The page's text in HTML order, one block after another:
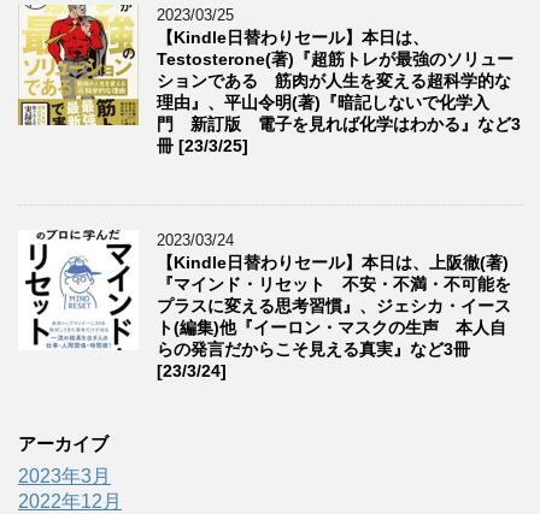
2023/03/25
【Kindle日替わりセール】本日は、
Testosterone(著)『超筋トレが最強のソリュー
ションである 筋肉が人生を変える超科学的な
理由』、平山令明(著)『暗記しないで化学入
門 新訂版 電子を見れば化学はわかる』など3
冊 [23/3/25]
2023/03/24
【Kindle日替わりセール】本日は、上阪徹(著)
『マインド・リセット 不安・不満・不可能を
プラスに変える思考習慣』、ジェシカ・イース
ト(編集)他『イーロン・マスクの生声 本人自
らの発言だからこそ見える真実』など3冊
[23/3/24]
アーカイブ
2023年3月
2022年12月